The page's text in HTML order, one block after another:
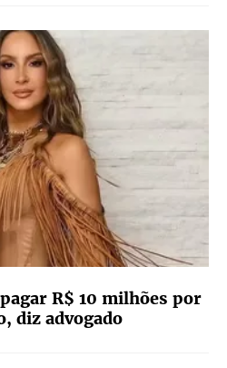
R$ 10 milhões por
diz advogado